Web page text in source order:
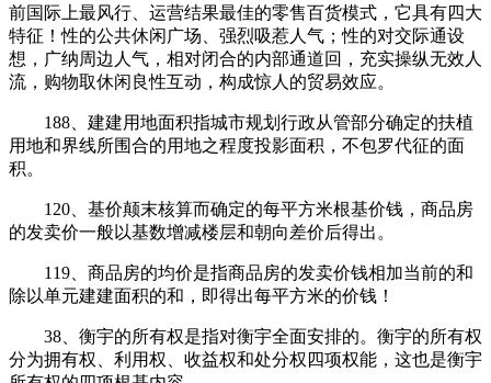
前国际上最风行、运营结果最佳的零售百货模式，它具有四大
特征！性的公共休闲广场、强烈吸惹人气；性的对交际通设
想，广纳周边人气，相对闭合的内部通道回，充实操纵无效人
流，购物取休闲良性互动，构成惊人的贸易效应。
188、建建用地面积指城市规划行政从管部分确定的扶植
用地和界线所围合的用地之程度投影面积，不包罗代征的面
积。
120、基价颠末核算而确定的每平方米根基价钱，商品房
的发卖价一般以基数增减楼层和朝向差价后得出。
119、商品房的均价是指商品房的发卖价钱相加当前的和
除以单元建建面积的和，即得出每平方米的价钱！
38、衡宇的所有权是指对衡宇全面安排的。衡宇的所有权
分为拥有权、利用权、收益权和处分权四项权能，这也是衡宇